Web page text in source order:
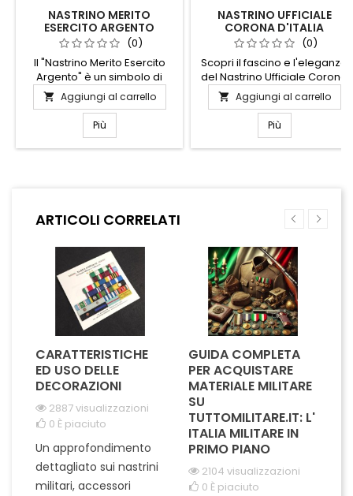
NASTRINO MERITO
ESERCITO ARGENTO
(0)
Il "Nastrino Merito Esercito
Argento" è un simbolo di
eccellenza e dedizione,
perfetto per chi ha
dimostrato un impegno
straordinario nelle forze
armate. Realizzato con
uniforme. È ideale per
riconoscimento personale.
Un...
 Aggiungi al carrello
Più
NASTRINO UFFICIALE
CORONA D'ITALIA
(0)
Scopri il fascino e l'eleganza
del Nastrino Ufficiale Corona
d'Italia, un simbolo di
prestigio e tradizione.
Realizzato con materiali di
alta qualità, questo nastrino
rappresenta un omaggio alla
tocco di classe a qualsiasi
 Aggiungi al carrello
Più
ARTICOLI CORRELATI
CARATTERISTICHE
ED USO DELLE
DECORAZIONI
2887 visualizzazioni
0 È piaciuto
Un approfondimento
dettagliato sui nastrini
militari, accessori
GUIDA COMPLETA
PER ACQUISTARE
MATERIALE MILITARE
SU
TUTTOMILITARE.IT: L'
ITALIA MILITARE IN
PRIMO PIANO
2104 visualizzazioni
0 È piaciuto